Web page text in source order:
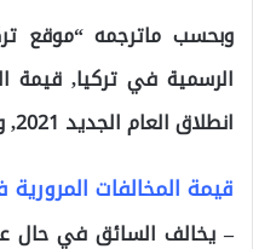
وبحسب ماترجمه “موقع
الرسمية في تركيا, قيمة
انطلاق العام الجديد 2021, وكانت على النحو التالي:
قيمة المخالفات المرورية في